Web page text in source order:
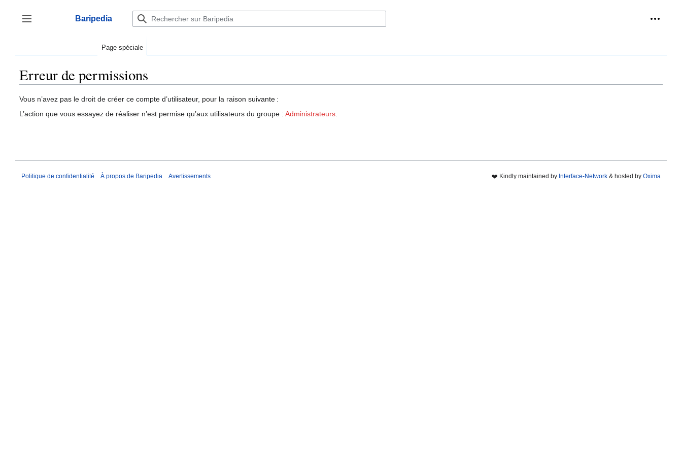
contenu
Afficher / masquer la barre latérale
Baripedia
Page spéciale
Erreur de permissions
Vous n’avez pas le droit de créer ce compte d’utilisateur, pour la raison suivante :
L’action que vous essayez de réaliser n’est permise qu’aux utilisateurs du groupe : Administrateurs
Politique de confidentialité À propos de Baripedia Avertissements ❤️ Kindly maintained by Interface-Network & hosted by Oxima